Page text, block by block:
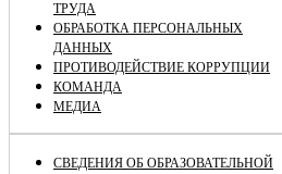
ТРУДА
ОБРАБОТКА ПЕРСОНАЛЬНЫХ
ДАННЫХ
ПРОТИВОДЕЙСТВИЕ КОРРУПЦИИ
КОМАНДА
МЕДИА
СВЕДЕНИЯ ОБ ОБРАЗОВАТЕЛЬНОЙ